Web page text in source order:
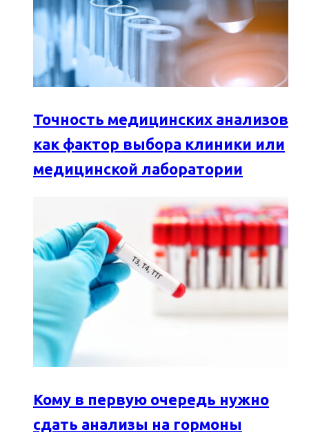
Точность медицинских анализов
как фактор выбора клиники или
медицинской лаборатории
Кому в первую очередь нужно
сдать анализы на гормоны